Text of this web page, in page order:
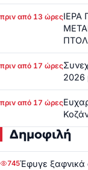
πριν από 13 ώρεςΙΕΡΑ
πριν από 17 ώρες
2026
πριν από 17 ώρες
Δημοφιλή
745Έφυγε ξαφνικά